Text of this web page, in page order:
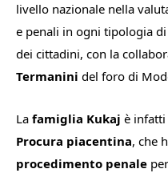
livello nazionale nella
e penali in ogni tipologia
dei cittadini, con la
Termanini del foro di
La famiglia Kukaj è infatti
Procura piacentina, che
procedimento penale